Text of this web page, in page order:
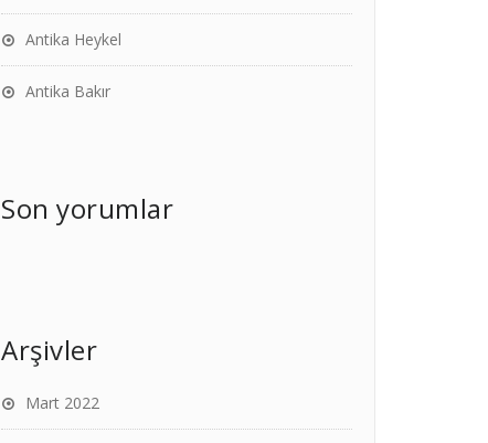
Antika Heykel
Antika Bakır
Son yorumlar
Arşivler
Mart 2022